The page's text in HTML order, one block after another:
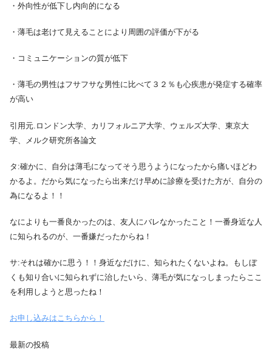
・外向性が低下し内向的になる
・薄毛は老けて見えることにより周囲の評価が下がる
・コミュニケーションの質が低下
・薄毛の男性はフサフサな男性に比べて３２％も心疾患が発症する確率
が高い
引用元.ロンドン大学、カリフォルニア大学、ウェルズ大学、東京大
学、メルク研究所各論文
タ:確かに、自分は薄毛になってそう思うようになったから痛いほどわ
かるよ。だから気になったら出来だけ早めに診療を受けた方が、自分の
為になるよ！！
なによりも一番良かったのは、友人にバレなかったこと！一番身近な人
に知られるのが、一番嫌だったからね！
サ:それは確かに思う！！身近なだけに、知られたくないよね。もしぼ
くも知り合いに知られずに治したいら、薄毛が気になっしまったらここ
を利用しようと思ったね！
お申し込みはこちらから！
最新の投稿